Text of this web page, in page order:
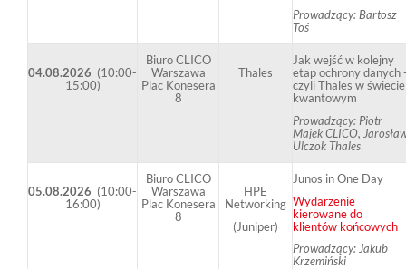
Prowadzący: Bartosz
Toś
04.08.2026 (10:00-
15:00)
Biuro CLICO
Warszawa
Plac Konesera
8
Thales
Jak wejść w kolejny
etap ochrony danych
czyli Thales w świecie
kwantowym
Prowadzący: Piotr
Majek CLICO,
Ulczok Thales
05.08.2026 (10:00-
16:00)
Biuro CLICO
Warszawa
Plac Konesera
8
HPE
Networking
(Juniper)
Junos in One Day
Wydarzenie
kierowane do
klientów końcowych
Prowadzący: Jakub
Krzemiński